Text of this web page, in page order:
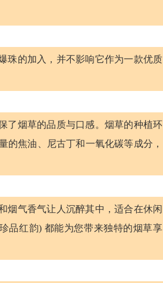
珠的加入，并不影响它作为一款优质
了烟草的品质与口感。烟草的种植环
的焦油、尼古丁和一氧化碳等成分，
烟气香气让人沉醉其中，适合在休闲
品红韵) 都能为您带来独特的烟草享